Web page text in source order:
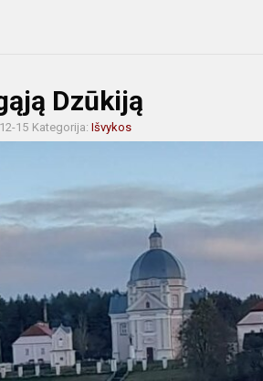
Dzūkiją
15 Kategorija: Išvykos